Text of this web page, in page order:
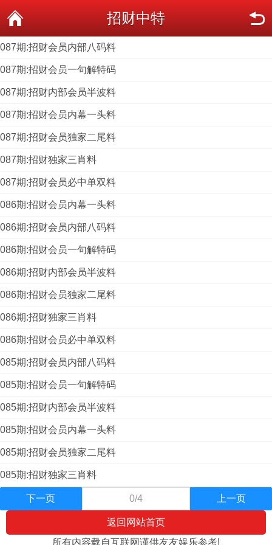
招财中特
087期:招财会员内部八码料
087期:招财会员一句解特码
087期:招财内部会员半波料
087期:招财会员内幕一头料
087期:招财会员独家二尾料
087期:招财独家三肖料
087期:招财会员必中单双料
086期:招财会员内幕一头料
086期:招财会员内部八码料
086期:招财会员一句解特码
086期:招财内部会员半波料
086期:招财会员独家二尾料
086期:招财独家三肖料
086期:招财会员必中单双料
085期:招财会员内部八码料
085期:招财会员一句解特码
085期:招财内部会员半波料
085期:招财会员内幕一头料
085期:招财会员独家二尾料
085期:招财独家三肖料
下一页 0/4 上一页
返回网站首页
所有内容载自互联网谨供友友娱乐参考!